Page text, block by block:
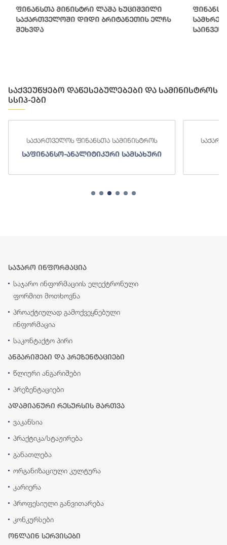
ფინანსთა მინისტრი ლაშა ხუციშვილი
საქართველოში დიდი ბრიტანეთის ელჩს
შეხვდა
სამხრეთ
საქვეუწყებო დაწესებულებები და სამინისტროს
სსიპ-ები
საქართველოს ფინანსთა სამინისტროს
საფინანსო-ანალიტიკური სამსახური
საჯარო ინფორმაცია
საჯარო ინფორმაციის ელექტრონული
ფორმით მოთხოვნა
პროაქტიულად გამოქვეყნებული
ინფორმაცია
საკონტაქტო პირი
ანგარიშები და პრეზენტაციები
წლიური ანგარიშები
პრეზენტაციები
ადამიანური რესურსის მართვა
ვაკანსია
პრაქტიკა/სტაჟირება
განათლება
ორგანიზაციული კულტურა
კარიერა
პროფესიული განვითარება
კონკურსები
ონლაინ სერვისები